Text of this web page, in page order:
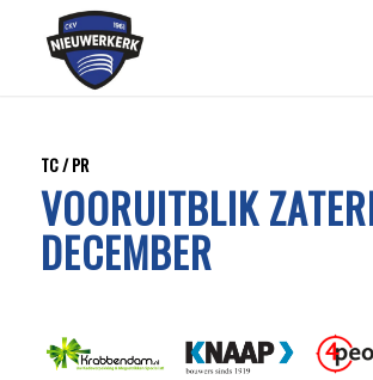
TC / PR
VOORUITBLIK
DECEMBER